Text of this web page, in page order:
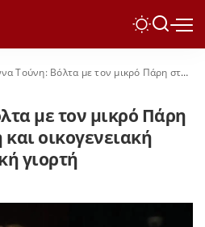
Βόλτα με τον μικρό Πάρη στη Θεσσαλονίκη και οικογενειακή στιγμή στη σχολική γιορτή
με τον μικρό Πάρη
οικογενειακή
γιορτή